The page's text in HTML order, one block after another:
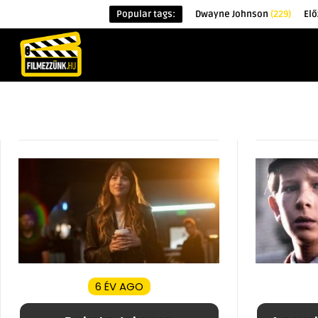
Popular tags: Dwayne Johnson (229)
6 ÉV AGO